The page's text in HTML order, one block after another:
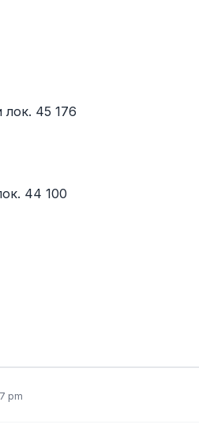
лок. 45 176
44 100
pm